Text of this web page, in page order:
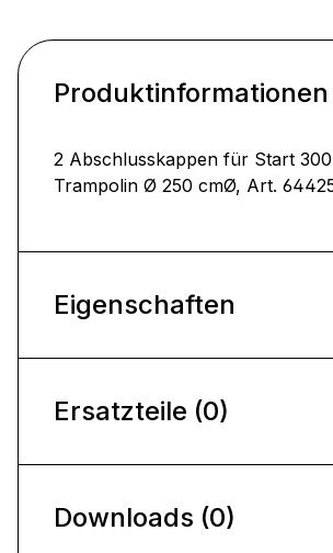
Produktinformationen
2 Abschlusskappen für Start
Trampolin Ø 250 cmØ, Art.
Eigenschaften
Ersatzteile (0)
Downloads (0)